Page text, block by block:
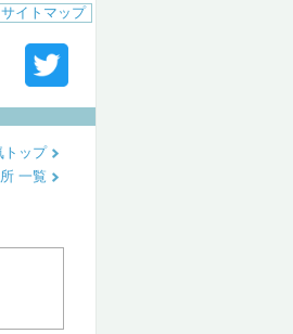
サイトマップ
トップ
一覧